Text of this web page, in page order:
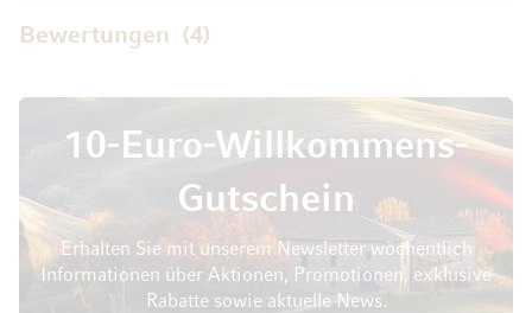
Bewertungen 4
10-Euro-Willkommens-
Gutschein
Erhalten Sie mit unserem Newsletter wöchentlich
Informationen über Aktionen, Promotionen, exklusive
Rabatte sowie aktuelle News.